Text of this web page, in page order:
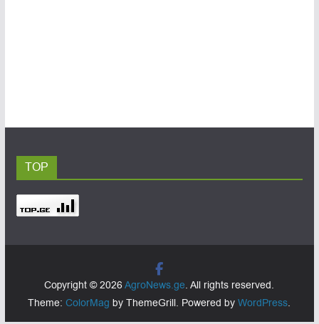
TOP
Copyright © 2026AgroNews.ge. All rights reserved.
Theme:ColorMag by ThemeGrill. Powered byWordPress.